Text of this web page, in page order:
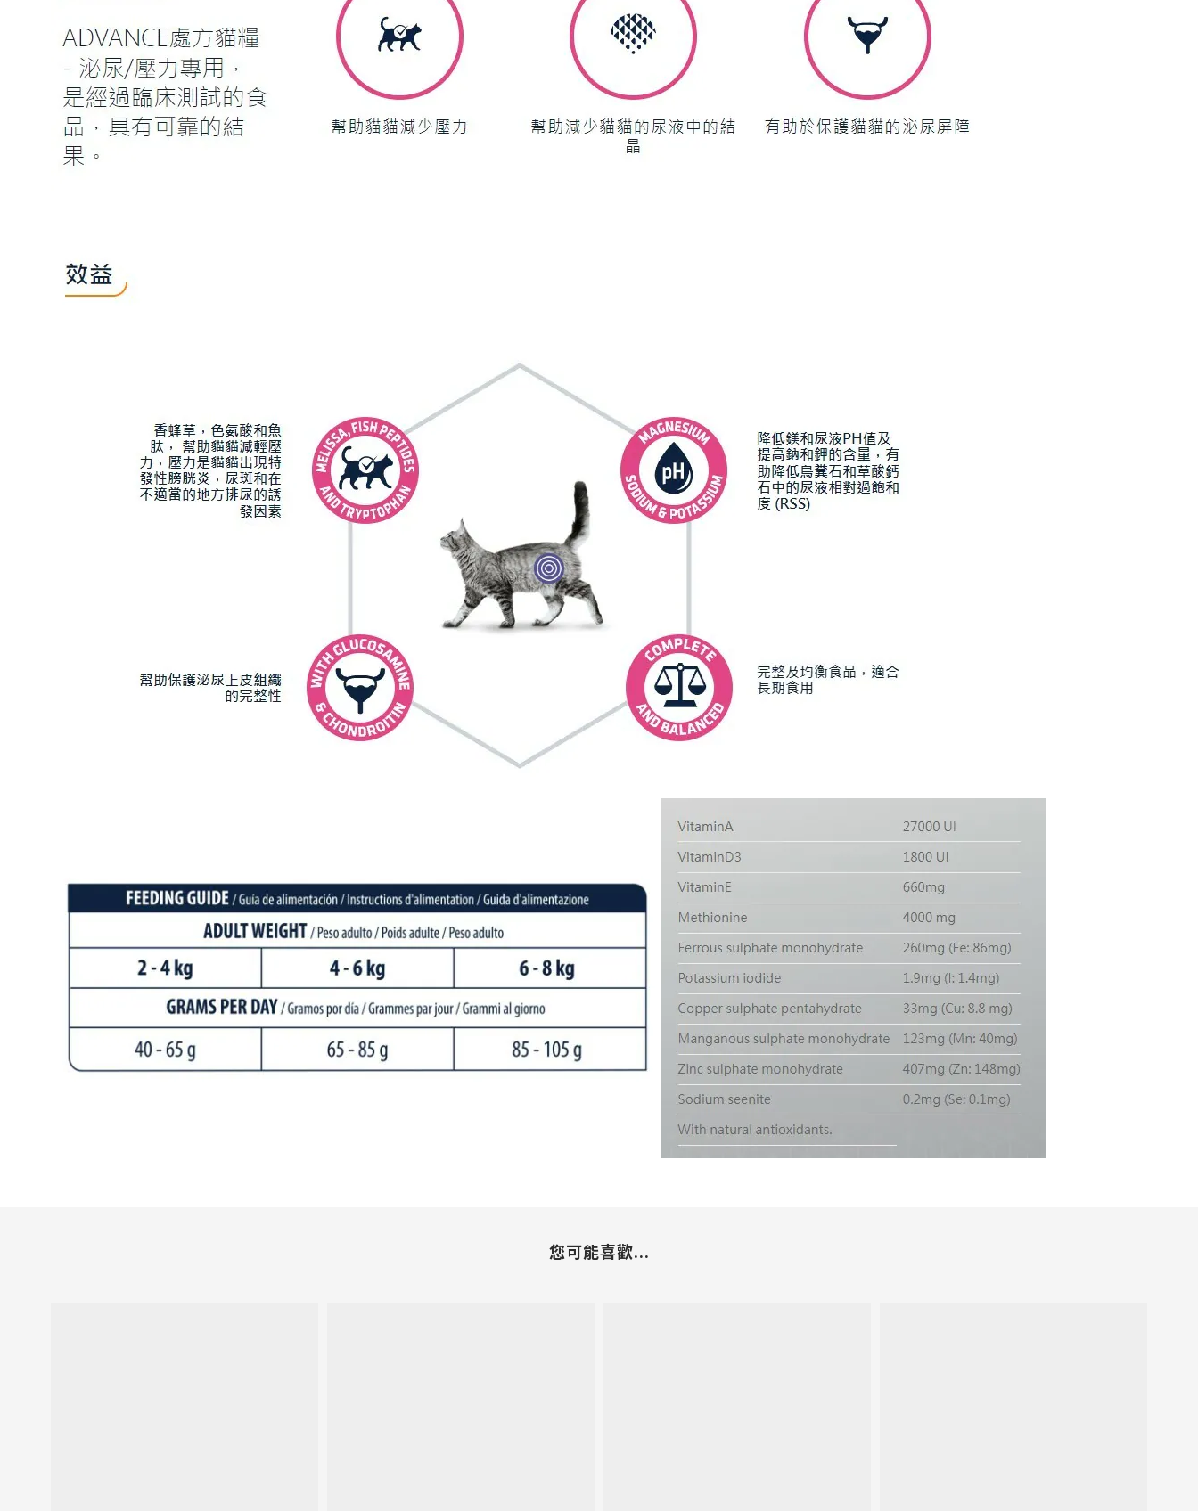
您可能喜歡...